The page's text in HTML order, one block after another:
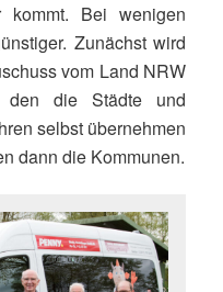
Bei wenigen
Zunächst wird
vom Land NRW
den die Städte und
selbst übernehmen
dann die Kommunen.